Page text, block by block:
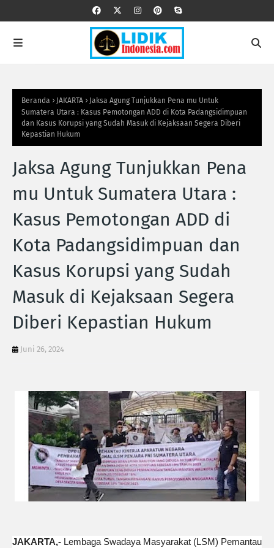
Beranda JAKARTA
Jaksa Agung Tunjukkan Pena mu Untuk
Sumatera Utara : Kasus Pemotongan ADD di Kota Padangsidimpuan
dan Kasus Korupsi yang Sudah Masuk di Kejaksaan Segera Diberi
Kepastian Hukum
Jaksa Agung Tunjukkan Pena
mu Untuk Sumatera Utara :
Kasus Pemotongan ADD di
Kota Padangsidimpuan dan
Kasus Korupsi yang Sudah
Masuk di Kejaksaan Segera
Diberi Kepastian Hukum
Juni 26, 2024
JAKARTA,- Lembaga Swadaya Masyarakat (LSM) Pemantau